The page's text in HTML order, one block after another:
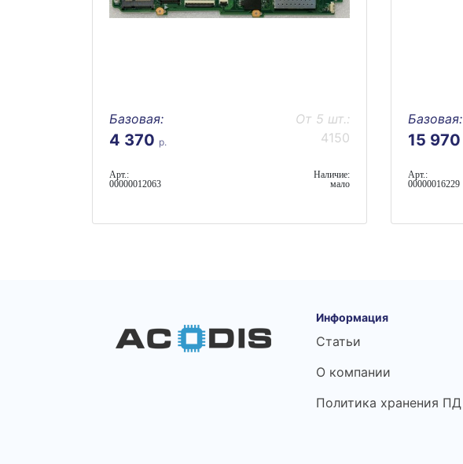
Базовая:
4 370 р.
От 5 шт.:
4150
Арт.:
00000012063
Наличие:
мало
Базовая:
15 970
Арт.:
00000016229
Информация
Статьи
О компании
Политика хранения ПД